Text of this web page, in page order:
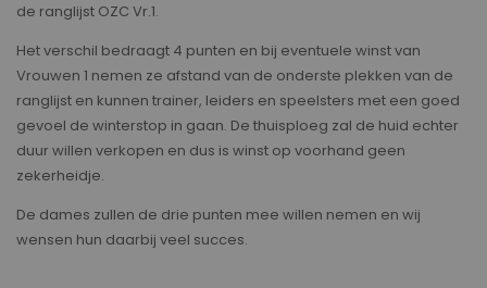
de ranglijst OZC Vr.1.
Het verschil bedraagt 4 punten en bij eventuele winst van
Vrouwen 1 nemen ze afstand van de onderste plekken van de
ranglijst en kunnen trainer, leiders en speelsters met een goed
gevoel de winterstop in gaan. De thuisploeg zal de huid echter
duur willen verkopen en dus is winst op voorhand geen
zekerheidje.
De dames zullen de drie punten mee willen nemen en wij
wensen hun daarbij veel succes.